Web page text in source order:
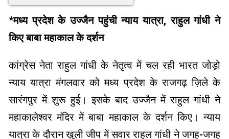
*मध्य प्रदेश के उज्जैन पहुंची न्याय यात्रा, राहुल गांधी ने
किए बाबा महाकाल के दर्शन
कांग्रेस नेता राहुल गांधी के नेतृत्व में चल रही भारत जोड़ो
न्याय यात्रा मंगलवार को मध्य प्रदेश के राजगढ़ ज़िले के
सारंगपुर में शुरू हुई। इसके बाद उज्जैन में राहुल गांधी ने
महाकालेश्वर मंदिर में बाबा महाकाल के दर्शन किए। न्याय
यात्रा के दौरान खुली जीप में सवार राहुल गांधी ने जगह-जगह